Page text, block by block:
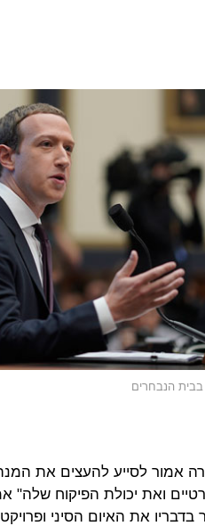
הנבחרים
אמור לסייע להעצים את
ואת יכולת הפיקוח שלה"
בדבריו את האיום הסיני